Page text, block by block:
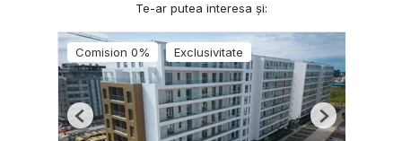
Te-ar putea interesa și:
Comision 0% Exclusivitate
Previous Next